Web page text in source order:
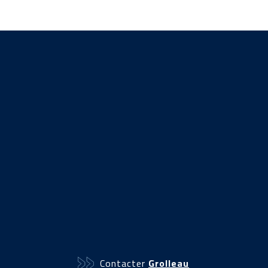
Contacter Grolleau